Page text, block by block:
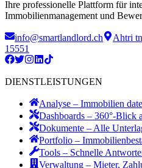
Ihre professionelle Plattform für
Immobilienmanagement und
info@smartlandlord.ch
Ahtri
15551
DIENSTLEISTUNGEN
Analyse – Immobilien
Dashboards – 360°-Blick
Dokumente – Alle
Portfolio –
Tools – Schnelle
Verwaltung – Mieter,